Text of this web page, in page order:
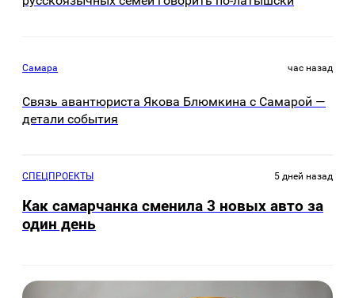
Самара час назад
Связь авантюриста Якова Блюмкина с Самарой —
детали события
СПЕЦПРОЕКТЫ 5 дней назад
Как самарчанка сменила 3 новых авто за
один день